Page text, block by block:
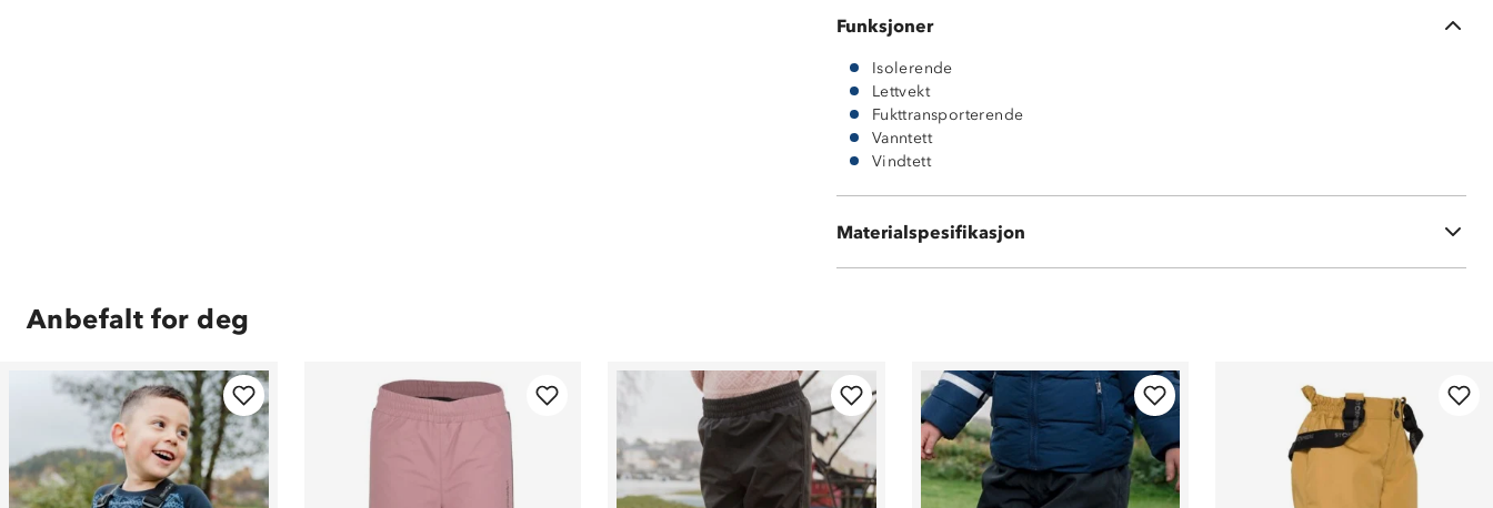
Funksjoner
Isolerende
Lettvekt
Fukttransporterende
Vanntett
Vindtett
Materialspesifikasjon
Vattering: 100 % polyester
Anbefalt for deg